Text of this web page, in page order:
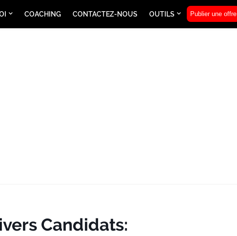
COACHING CONTACTEZ-NOUS OUTILS Publier une offre
Candidats: